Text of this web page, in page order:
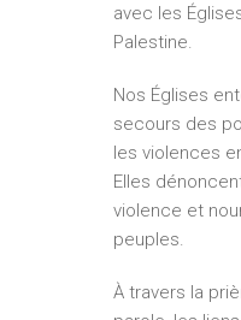
avec les
Palestine.
Nos Églises
secours des
les violences
Elles
violence et
peuples.
À travers la